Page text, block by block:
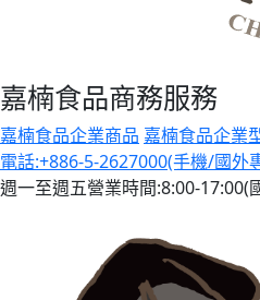
嘉楠食品商務服務
嘉楠食品企業商品 嘉楠食品企業
電話:+886-5-2627000(手機/國外
週一至週五營業時間:8:00-17:00(